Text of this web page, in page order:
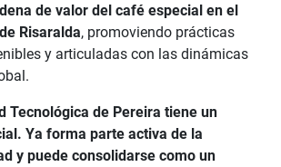
de valor del café especial en el
Risaralda, promoviendo prácticas
y articuladas con las dinámicas
Tecnológica de Pereira tiene un
Ya forma parte activa de la
y puede consolidarse como un